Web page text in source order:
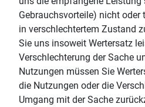
Gebrauchsvorteile) nicht oder
in verschlechtertem Zustand
Sie uns insoweit Wertersatz
Verschlechterung der Sache
Nutzungen müssen Sie
die Nutzungen oder die
Umgang mit der Sache